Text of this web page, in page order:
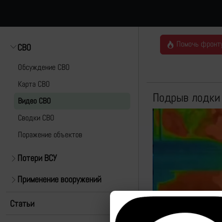
СВО
Обсуждение СВО
Карта СВО
Видео СВО
Cводки СВО
Поражение объектов
Потери ВСУ
Применение вооружений
Статьи
Помочь
Подрыв лодки